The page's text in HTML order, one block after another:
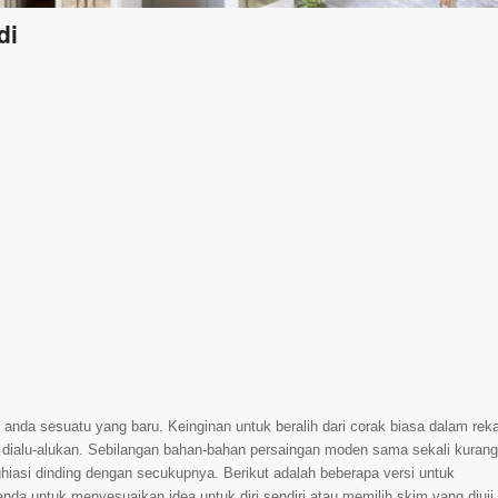
sesuatu yang baru. Keinginan untuk beralih dari corak biasa dalam
alukan. Sebilangan bahan-bahan persaingan moden sama sekali kurang
dinding dengan secukupnya. Berikut adalah beberapa versi untuk